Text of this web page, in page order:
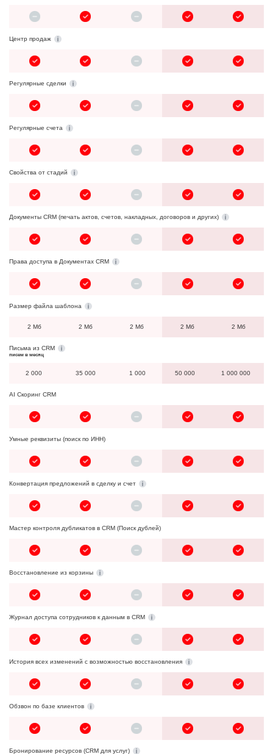
Центр продаж
Регулярные сделки
Регулярные счета
Свойства от стадий
Документы CRM (печать актов, счетов, накладных, договоров и других)
Права доступа в Документах CRM
Размер файла шаблона
2 Мб 2 Мб 2 Мб 2 Мб 2 Мб
Письма из CRM
писем в месяц
2 000 35 000 1 000 50 000 1 000 000
AI Скоринг CRM
Умные реквизиты (поиск по ИНН)
Конвертация предложений в сделку и счет
Мастер контроля дубликатов в CRM (Поиск дублей)
Восстановление из корзины
Журнал доступа сотрудников к данным в CRM
История всех изменений с возможностью восстановления
Обзвон по базе клиентов
Бронирование ресурсов (CRM для услуг)